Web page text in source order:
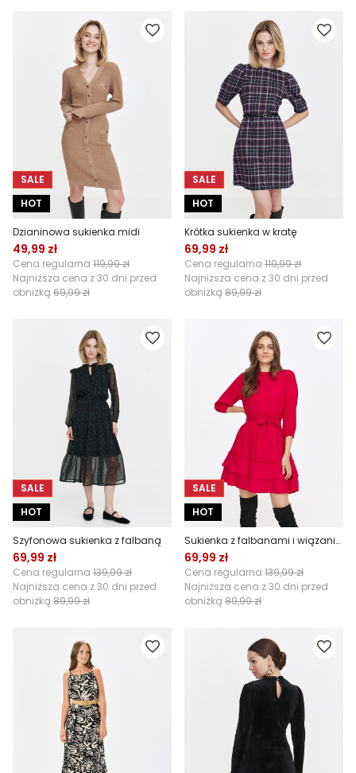
SALE
HOT
Dzianinowa sukienka midi
49,99 zł
Cena regularna 119,99 zł
Najniższa cena z 30 dni przed
obniżką 69,99 zł
SALE
HOT
Krótka sukienka w kratę
69,99 zł
Cena regularna 119,99 zł
Najniższa cena z 30 dni przed
obniżką 89,99 zł
SALE
HOT
Szyfonowa sukienka z falbaną
69,99 zł
Cena regularna 139,99 zł
Najniższa cena z 30 dni przed
obniżką 89,99 zł
SALE
HOT
Sukienka z falbanami i wiązaniem
69,99 zł
Cena regularna 139,99 zł
Najniższa cena z 30 dni przed
obniżką 89,99 zł